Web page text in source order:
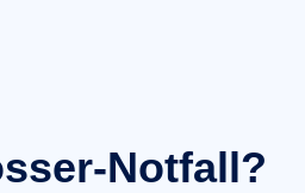
Notfall?